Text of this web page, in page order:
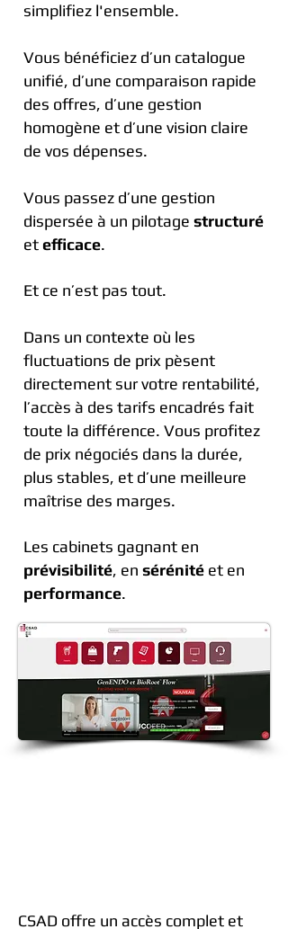
simplifiez l'ensemble.
Vous bénéficiez d’un catalogue
unifié, d’une comparaison rapide
des offres, d’une gestion
homogène et d’une vision claire
de vos dépenses.
Vous passez d’une gestion
dispersée à un pilotage structuré
etefficace.
Et ce n’est pas tout.
Dans un contexte où les
fluctuations de prix pèsent
directement sur votre rentabilité,
l’accès à des tarifs encadrés fait
toute la différence. Vous profitez
de prix négociés dans la durée,
plus stables, et d’une meilleure
maîtrise des marges.
Les cabinets gagnant en
prévisibilité, en sérénité et en
performance.
CSAD offre un accès complet et